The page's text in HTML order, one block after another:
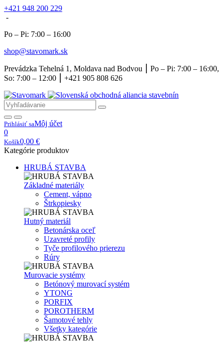
+421 948 200 229
-
Po – Pi: 7:00 – 16:00
shop@stavomark.sk
Prevádzka Tehelná 1, Moldava nad Bodvou ⎮ Po – Pi: 7:00 – 16:00,
So: 7:00 – 12:00 ⎮ +421 905 808 626
Prihlásiť saMôj účet
0
Košík0,00 €
Kategórie produktov
HRUBÁ STAVBA
Základné materiály
Cement, vápno
Štrkopiesky
Hutný materiál
Betonárska oceľ
Uzavreté profily
Tyče profilového prierezu
Rúry
Murovacie systémy
Betónový murovací systém
YTONG
PORFIX
POROTHERM
Šamotové tehly
Všetky kategórie